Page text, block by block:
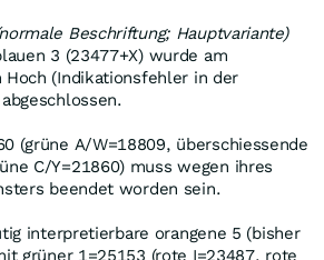
Beschriftung; Hauptvariante)
3 (23477+X) wurde am
(Indikationsfehler in der
(grüne A/W=18809, überschiessende
C/Y=21860) muss wegen ihres
beendet worden sein.
interpretierbare orangene 5 (bisher
grüner 1=25153 (rote I=23487, rote